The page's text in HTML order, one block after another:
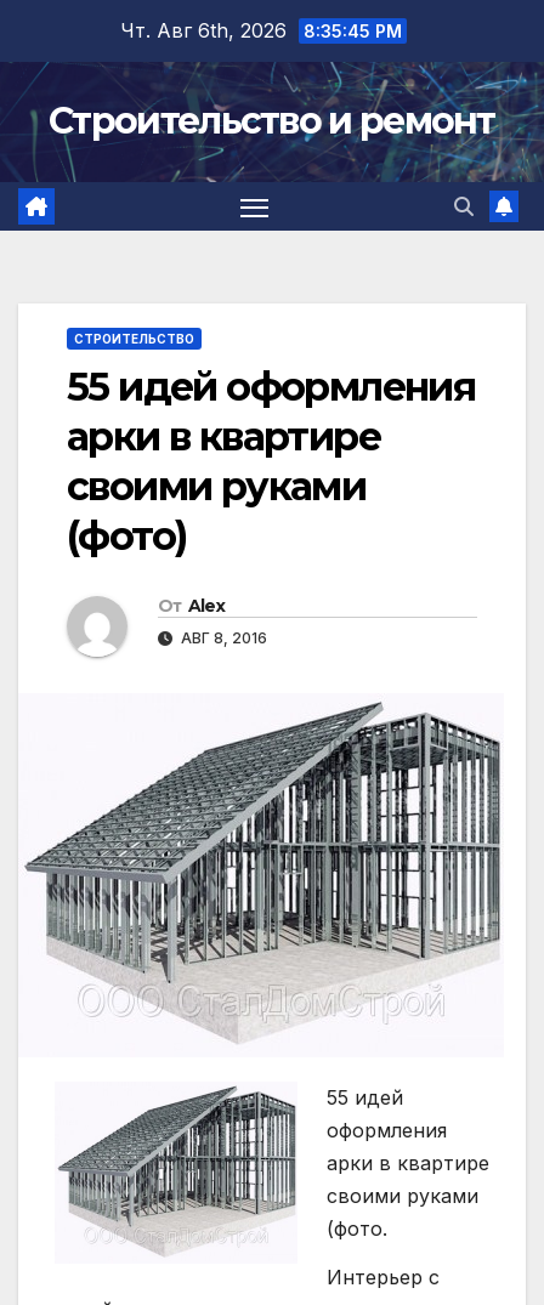
содержимому
Чт. Авг 6th, 2026 8:35:46 PM
Строительство и ремонт
СТРОИТЕЛЬСТВО
55 идей оформления
арки в квартире
своими руками
(фото)
От Alex
АВГ 8, 2016
55 идей
оформления
арки в квартире
своими руками
(фото.
Интерьер с